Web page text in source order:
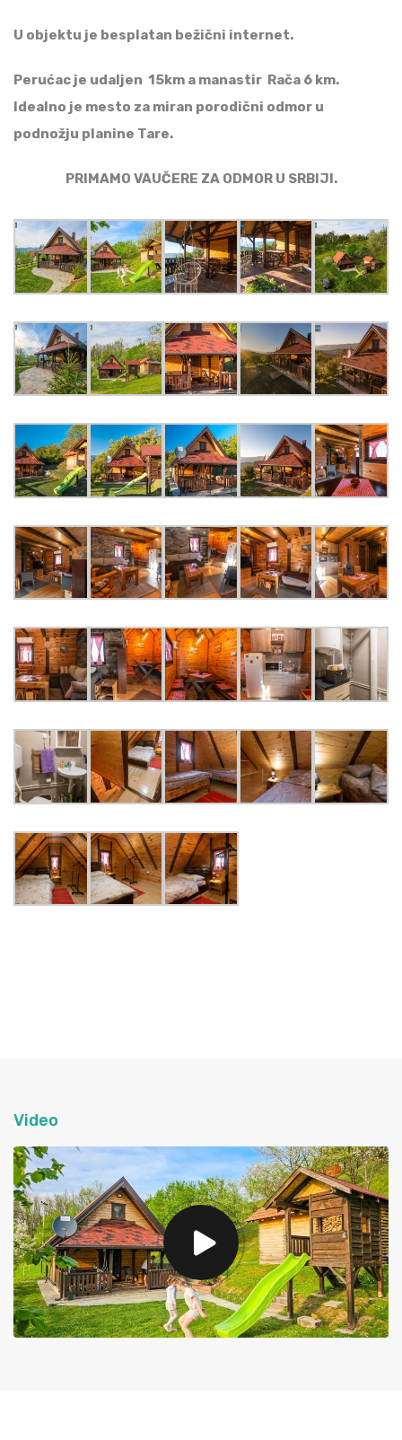
U objektu je besplatan bežični internet.
Perućac je udaljen 15km a manastir Rača 6 km.
Idealno je mesto za miran porodični odmor u
podnožju planine Tare.
PRIMAMO VAUČERE ZA ODMOR U SRBIJI.
Video